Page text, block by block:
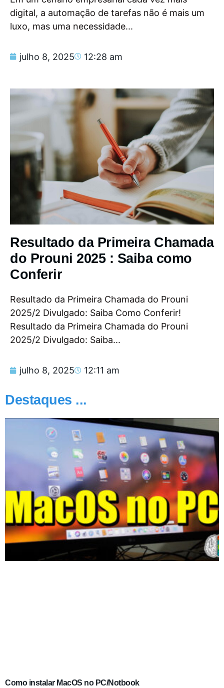
digital, a automação de tarefas não é mais um
luxo, mas uma necessidade...
julho 8, 2025 12:28 am
Resultado da Primeira Chamada
do Prouni 2025 : Saiba como
Conferir
Resultado da Primeira Chamada do Prouni
2025/2 Divulgado: Saiba Como Conferir!
Resultado da Primeira Chamada do Prouni
2025/2 Divulgado: Saiba...
julho 8, 2025 12:11 am
Destaques ...
Como instalar MacOS no PC/Notbook